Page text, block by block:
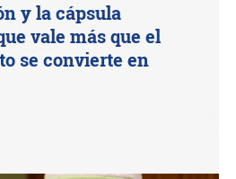
y la cápsula
vale más que el
se convierte en